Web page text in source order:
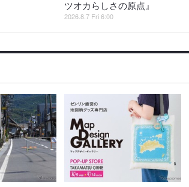
ツオカらしさの原点』
2026.8.7 Fri 6:00